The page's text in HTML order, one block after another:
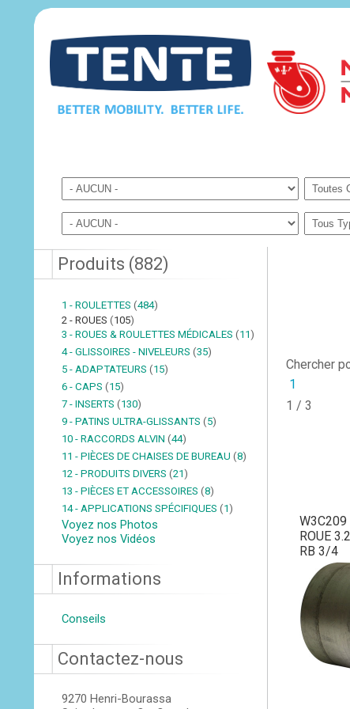
Produits (882)
1 - ROULETTES (484)
2 - ROUES (105)
3 - ROUES & ROULETTES MÉDICALES (11)
4 - GLISSOIRES - NIVELEURS (35)
5 - ADAPTATEURS (15)
6 - CAPS (15)
7 - INSERTS (130)
9 - PATINS ULTRA-GLISSANTS (5)
10 - RACCORDS ALVIN (44)
11 - PIÈCES DE CHAISES DE BUREAU (8)
12 - PRODUITS DIVERS (21)
13 - PIÈCES ET ACCESSOIRES (8)
14 - APPLICATIONS SPÉCIFIQUES (1)
Voyez nos Photos
Voyez nos Vidéos
Informations
Conseils
Contactez-nous
9270 Henri-Bourassa
Chercher
1
1 / 3
W3C209
ROUE
RB 3/4